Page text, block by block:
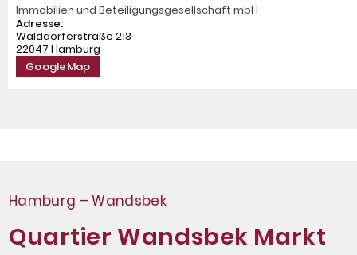
Immobilien und Beteiligungsgesellschaft mbH
Adresse:
Walddörferstraße 213
22047 Hamburg
GoogleMap
Hamburg – Wandsbek
Quartier Wandsbek Markt